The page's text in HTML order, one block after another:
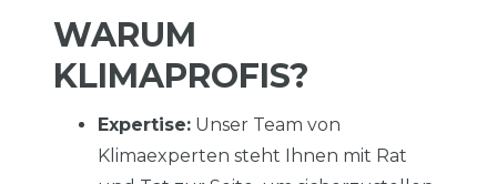
WARUM
KLIMAPROFIS?
Expertise: Unser Team von
Klimaexperten steht Ihnen mit Rat